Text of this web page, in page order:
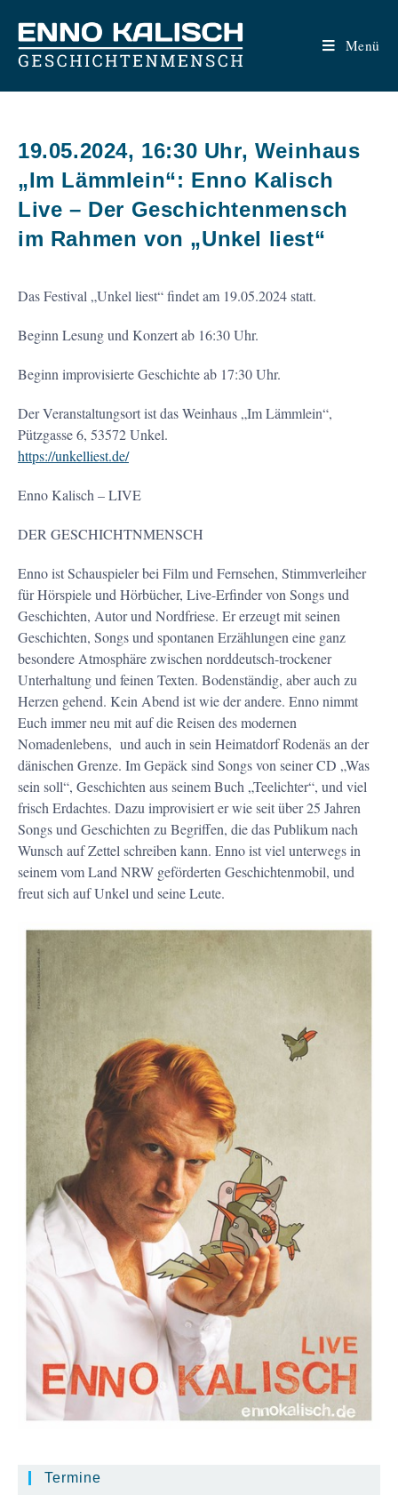
Inhalt
springen
Menü
19.05.2024, 16:30 Uhr, Weinhaus
„Im Lämmlein“: Enno Kalisch
Live – Der Geschichtenmensch
im Rahmen von „Unkel liest“
Das Festival „Unkel liest“ findet am 19.05.2024 statt.
Beginn Lesung und Konzert ab 16:30 Uhr.
Beginn improvisierte Geschichte ab 17:30 Uhr.
Der Veranstaltungsort ist das Weinhaus „Im Lämmlein“,
Pützgasse 6, 53572 Unkel.
https://unkelliest.de/
Enno Kalisch – LIVE
DER GESCHICHTNMENSCH
Enno ist Schauspieler bei Film und Fernsehen, Stimmverleiher
für Hörspiele und Hörbücher, Live-Erfinder von Songs und
Geschichten, Autor und Nordfriese. Er erzeugt mit seinen
Geschichten, Songs und spontanen Erzählungen eine ganz
besondere Atmosphäre zwischen norddeutsch-trockener
Unterhaltung und feinen Texten. Bodenständig, aber auch zu
Herzen gehend. Kein Abend ist wie der andere. Enno nimmt
Euch immer neu mit auf die Reisen des modernen
Nomadenlebens, und auch in sein Heimatdorf Rodenäs an der
dänischen Grenze. Im Gepäck sind Songs von seiner CD „Was
sein soll“, Geschichten aus seinem Buch „Teelichter“, und viel
frisch Erdachtes. Dazu improvisiert er wie seit über 25 Jahren
Songs und Geschichten zu Begriffen, die das Publikum nach
Wunsch auf Zettel schreiben kann. Enno ist viel unterwegs in
seinem vom Land NRW geförderten Geschichtenmobil, und
freut sich auf Unkel und seine Leute.
Termine